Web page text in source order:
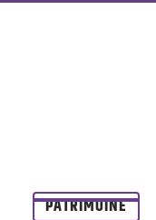
PATRIMOINE